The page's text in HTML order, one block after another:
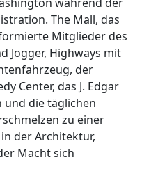
The Mall, das
Mitglieder des
Jogger, Highways mit
der
Center, das J. Edgar
und die täglichen
zu einer
der Architektur,
Macht sich